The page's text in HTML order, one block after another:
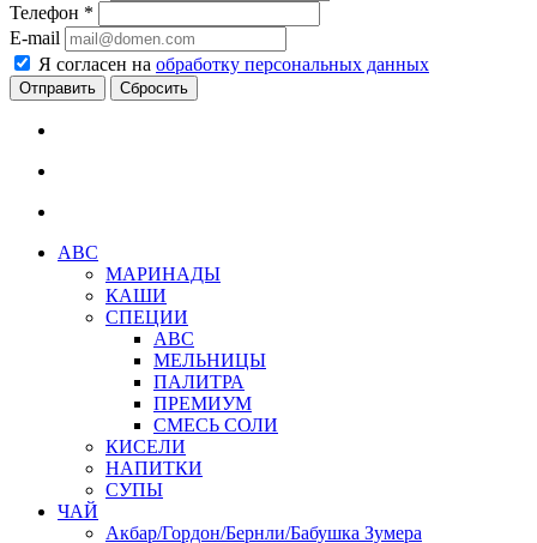
Телефон *
E-mail
Я согласен на обработку персональных данных
Сбросить
АВС
МАРИНАДЫ
КАШИ
СПЕЦИИ
АВС
МЕЛЬНИЦЫ
ПАЛИТРА
ПРЕМИУМ
СМЕСЬ СОЛИ
КИСЕЛИ
НАПИТКИ
СУПЫ
ЧАЙ
Акбар/Гордон/Бернли/Бабушка Зумера